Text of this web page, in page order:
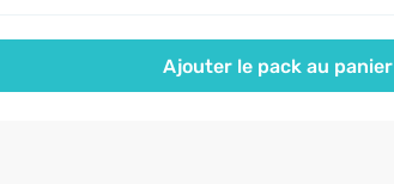
Ajouter le pack au panier